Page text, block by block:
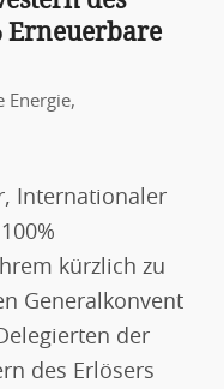
Erneuerbare
Energie,
Internationaler
kürzlich zu
Generalkonvent
der
des Erlösers